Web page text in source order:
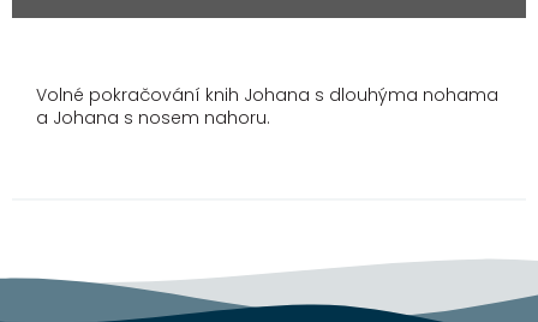
Volné pokračování knih Johana s dlouhýma nohama
a Johana s nosem nahoru.